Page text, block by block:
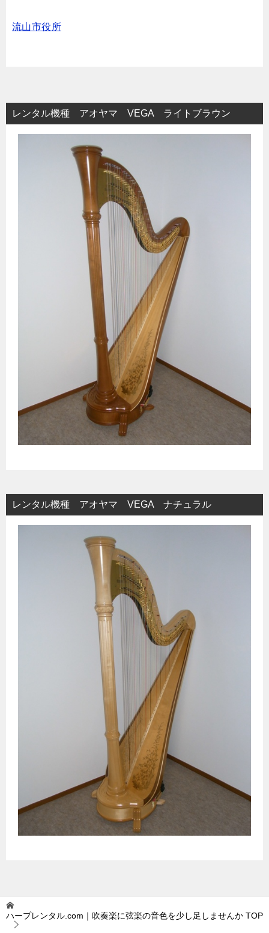
流山市役所
レンタル機種 アオヤマ VEGA ライトブラウン
レンタル機種 アオヤマ VEGA ナチュラル
ハープレンタル.com｜吹奏楽に弦楽の音色を少し足しませんか TOP